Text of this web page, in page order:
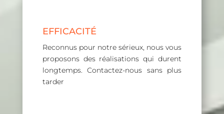
EFFICACITÉ
Reconnus pour notre sérieux, nous vous
proposons des réalisations qui durent
longtemps. Contactez-nous sans plus
tarder